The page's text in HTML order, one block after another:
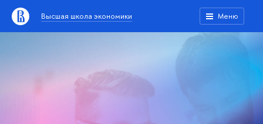
Высшая школа экономики Меню